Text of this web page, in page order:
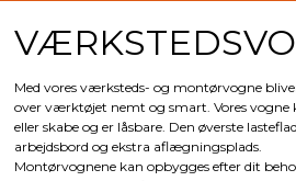
TRANSPORT
PLASTKASSER
LØFTEUDSTYR
Med vores værksteds- og montørvogne
over værktøjet nemt og smart. Vores vogne
eller skabe og er låsbare. Den øverste
arbejdsbord og ekstra aflægningsplads.
Montørvognene kan opbygges efter dit